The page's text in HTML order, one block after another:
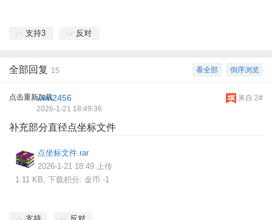
支持3 反对
倒序浏览
看全部
全部回复 15
点击重新加载 来自 2#
wen2456
2026-1-21 18:49:36
补充部分直径点坐标文件
点坐标文件.rar
2026-1-21 18:49 上传
1.11 KB, 下载积分: 金币 -1